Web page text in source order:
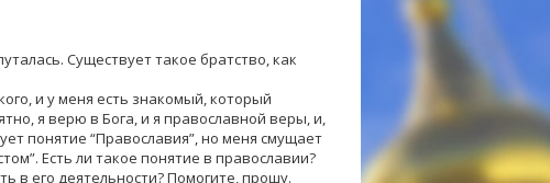
Существует такое братство, как
и у меня есть знакомый, который
я верю в Бога, и я православной веры, и,
понятие “Православия”, но меня смущает
Есть ли такое понятие в православии?
в его деятельности? Помогите, прошу.